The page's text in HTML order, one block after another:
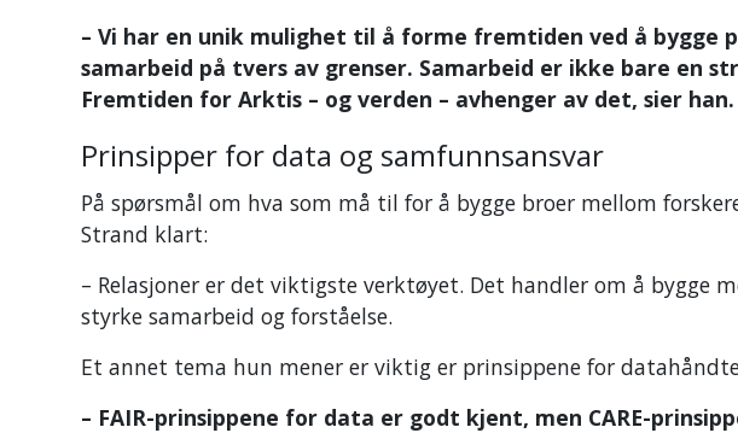
– Vi har en unik mulighet til å forme fremtiden ved å bygge
samarbeid på tvers av grenser. Samarbeid er ikke bare en
Fremtiden for Arktis – og verden – avhenger av det, sier han.
Prinsipper for data og samfunnsansvar
På spørsmål om hva som må til for å bygge broer mellom
Strand klart:
– Relasjoner er det viktigste verktøyet. Det handler om å bygge
styrke samarbeid og forståelse.
Et annet tema hun mener er viktig er prinsippene for
– FAIR-prinsippene for data er godt kjent, men CARE-